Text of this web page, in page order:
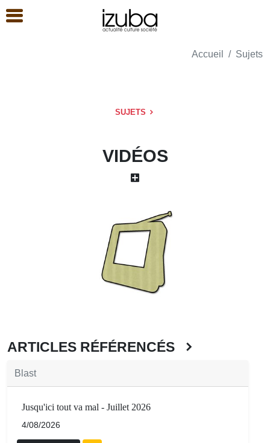
Accueil Sujets
SUJETS
VIDÉOS
ARTICLES RÉFÉRENCÉS
Blast
Jusqu'ici tout va mal - Juillet 2026
4/08/2026